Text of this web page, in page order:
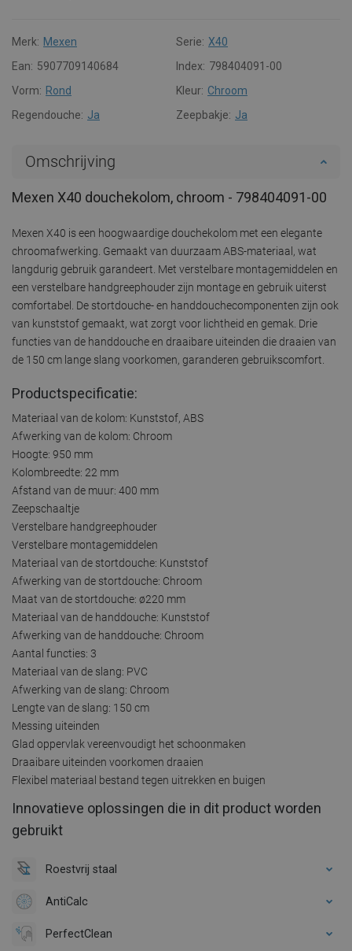
Merk: Mexen Serie: X40
Ean: 5907709140684 Index: 798404091-00
Vorm: Rond Kleur: Chroom
Regendouche: Ja Zeepbakje: Ja
Omschrijving
Mexen X40 douchekolom, chroom - 798404091-00
Mexen X40 is een hoogwaardige douchekolom met een elegante
chroomafwerking. Gemaakt van duurzaam ABS-materiaal, wat
langdurig gebruik garandeert. Met verstelbare montagemiddelen en
een verstelbare handgreephouder zijn montage en gebruik uiterst
comfortabel. De stortdouche- en handdouchecomponenten zijn ook
van kunststof gemaakt, wat zorgt voor lichtheid en gemak. Drie
functies van de handdouche en draaibare uiteinden die draaien van
de 150 cm lange slang voorkomen, garanderen gebruikscomfort.
Productspecificatie:
Materiaal van de kolom: Kunststof, ABS
Afwerking van de kolom: Chroom
Hoogte: 950 mm
Kolombreedte: 22 mm
Afstand van de muur: 400 mm
Zeepschaaltje
Verstelbare handgreephouder
Verstelbare montagemiddelen
Materiaal van de stortdouche: Kunststof
Afwerking van de stortdouche: Chroom
Maat van de stortdouche: ø220 mm
Materiaal van de handdouche: Kunststof
Afwerking van de handdouche: Chroom
Aantal functies: 3
Materiaal van de slang: PVC
Afwerking van de slang: Chroom
Lengte van de slang: 150 cm
Messing uiteinden
Glad oppervlak vereenvoudigt het schoonmaken
Draaibare uiteinden voorkomen draaien
Flexibel materiaal bestand tegen uitrekken en buigen
Innovatieve oplossingen die in dit product worden
gebruikt
Roestvrij staal
AntiCalc
PerfectClean